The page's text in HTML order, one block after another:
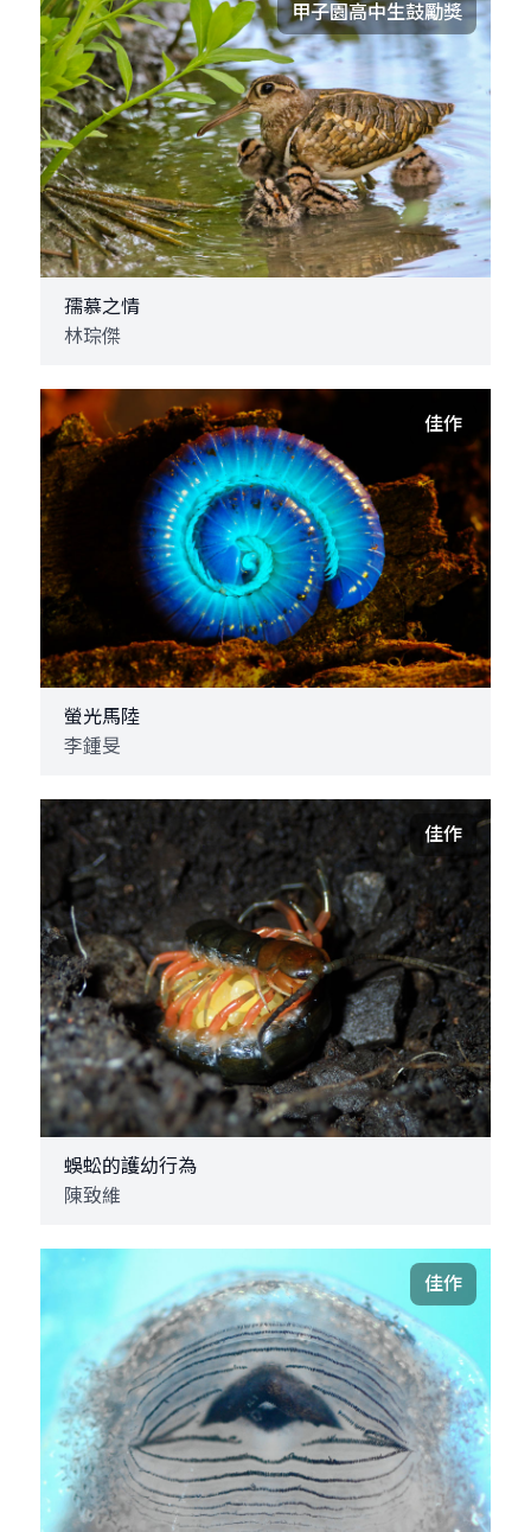
甲子園高中生鼓勵獎
孺慕之情
林琮傑
佳作
螢光馬陸
李鍾旻
佳作
蜈蚣的護幼行為
陳致維
佳作